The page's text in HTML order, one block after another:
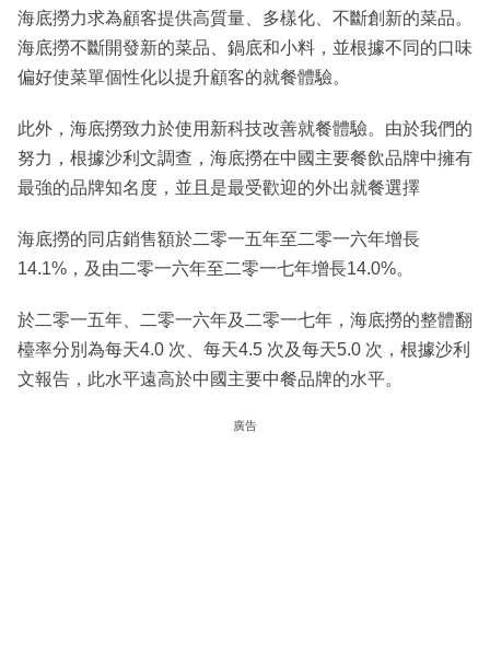
海底撈力求為顧客提供高質量、多樣化、不斷創新的菜品。
海底撈不斷開發新的菜品、鍋底和小料，並根據不同的口味
偏好使菜單個性化以提升顧客的就餐體驗。
此外，海底撈致力於使用新科技改善就餐體驗。由於我們的
努力，根據沙利文調查，海底撈在中國主要餐飲品牌中擁有
最強的品牌知名度，並且是最受歡迎的外出就餐選擇
海底撈的同店銷售額於二零一五年至二零一六年增長
14.1%，及由二零一六年至二零一七年增長14.0%。
於二零一五年、二零一六年及二零一七年，海底撈的整體翻
檯率分別為每天4.0 次、每天4.5 次及每天5.0 次，根據沙利
文報告，此水平遠高於中國主要中餐品牌的水平。
廣告